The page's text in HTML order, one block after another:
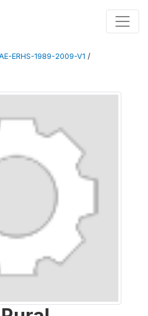
ERHS-1989-2009-V1 /